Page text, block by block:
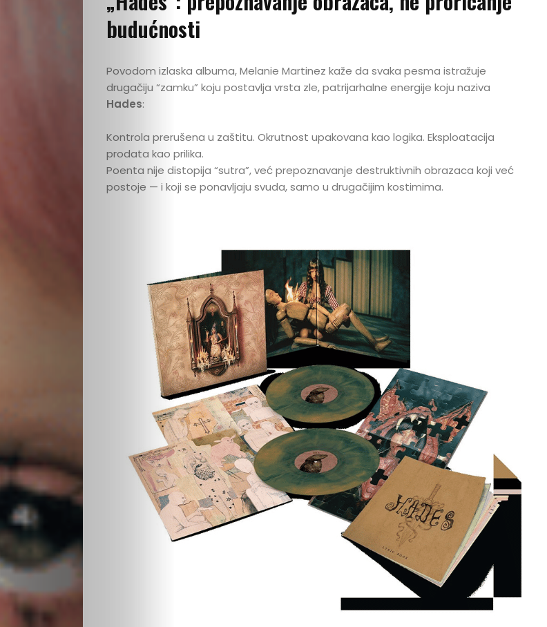
Ispričaj
svoju
priču
budućnosti
Povodom izlaska albuma, Melanie Martinez kaže da svaka pesma istražuje
drugačiju “zamku” koju postavlja vrsta zle, patrijarhalne energije koju naziva
Hades:
Kontrola prerušena u zaštitu. Okrutnost upakovana kao logika. Eksploatacija
prodata kao prilika.
Poenta nije distopija “sutra”, već prepoznavanje destruktivnih obrazaca koji već
postoje — i koji se ponavljaju svuda, samo u drugačijim kostimima.